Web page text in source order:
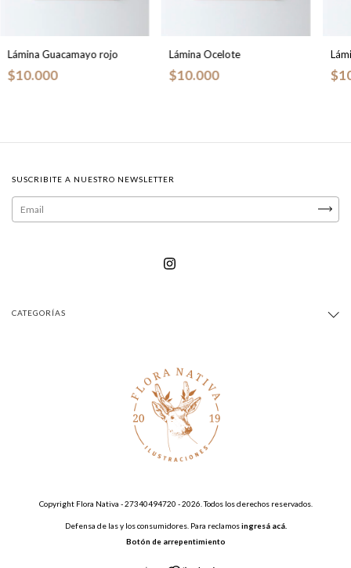
Lámina Guacamayo rojo
$10.000
Lámina Ocelote
$10.000
SUSCRIBITE A NUESTRO NEWSLETTER
CATEGORÍAS
Copyright Flora Nativa - 27340494720 - 2026. Todos los derechos reservados.
Defensa de las y los consumidores. Para reclamos ingresá acá.
Botón de arrepentimiento